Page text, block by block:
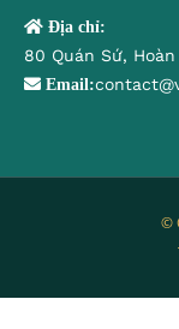
Địa chỉ:
80 Quán Sứ,
Email:
©